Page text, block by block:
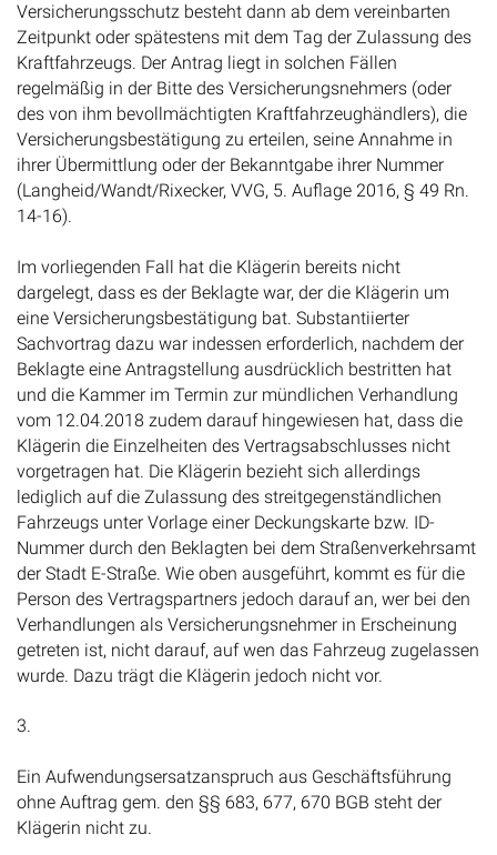
Versicherungsschutz besteht dann ab dem vereinbarten
Zeitpunkt oder spätestens mit dem Tag der Zulassung des
Kraftfahrzeugs. Der Antrag liegt in solchen Fällen
regelmäßig in der Bitte des Versicherungsnehmers (oder
des von ihm bevollmächtigten Kraftfahrzeughändlers), die
Versicherungsbestätigung zu erteilen, seine Annahme in
ihrer Übermittlung oder der Bekanntgabe ihrer Nummer
(Langheid/Wandt/Rixecker, VVG, 5. Auflage 2016, § 49 Rn.
14-16).
Im vorliegenden Fall hat die Klägerin bereits nicht
dargelegt, dass es der Beklagte war, der die Klägerin um
eine Versicherungsbestätigung bat. Substantiierter
Sachvortrag dazu war indessen erforderlich, nachdem der
Beklagte eine Antragstellung ausdrücklich bestritten hat
und die Kammer im Termin zur mündlichen Verhandlung
vom 12.04.2018 zudem darauf hingewiesen hat, dass die
Klägerin die Einzelheiten des Vertragsabschlusses nicht
vorgetragen hat. Die Klägerin bezieht sich allerdings
lediglich auf die Zulassung des streitgegenständlichen
Fahrzeugs unter Vorlage einer Deckungskarte bzw. ID-
Nummer durch den Beklagten bei dem Straßenverkehrsamt
der Stadt E-Straße. Wie oben ausgeführt, kommt es für die
Person des Vertragspartners jedoch darauf an, wer bei den
Verhandlungen als Versicherungsnehmer in Erscheinung
getreten ist, nicht darauf, auf wen das Fahrzeug zugelassen
wurde. Dazu trägt die Klägerin jedoch nicht vor.
3.
Ein Aufwendungsersatzanspruch aus Geschäftsführung
ohne Auftrag gem. den §§ 683, 677, 670 BGB steht der
Klägerin nicht zu.